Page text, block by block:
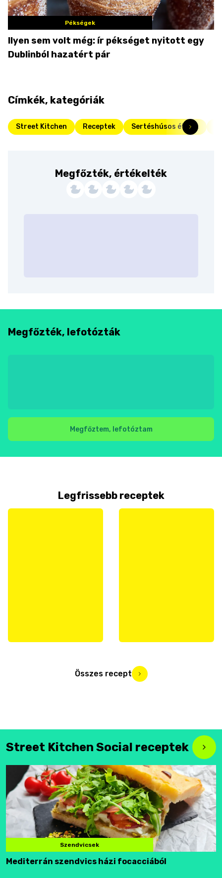
Pékségek
Ilyen sem volt még: ír pékséget nyitott egy
Dublinból hazatért pár
Címkék, kategóriák
Street Kitchen Receptek Sertéshúsos ételek
Megfőzték, értékelték
Megfőzték, lefotózták
Megfőztem, lefotóztam
Legfrissebb receptek
Összes recept
Street Kitchen Social receptek
Szendvicsek
Mediterrán szendvics házi focacciából